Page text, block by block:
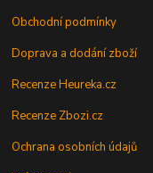
Obchodní podmínky
Doprava a dodání zboží
Recenze Heureka.cz
Recenze Zbozi.cz
Ochrana osobních údajů